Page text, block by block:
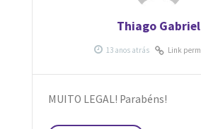
Thiago Gabriel
Link
MUITO LEGAL! Parabéns!